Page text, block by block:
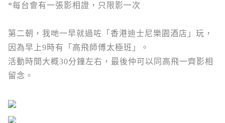
*每台會有一張影相證，只限影一次
第二朝，我哋一早就過咗「 香港迪士尼樂園酒店」玩，
因為早上9時有「高飛師傅太極班」。
活動時間大概30分鐘左右，最後仲可以同高飛一齊影相
留念。